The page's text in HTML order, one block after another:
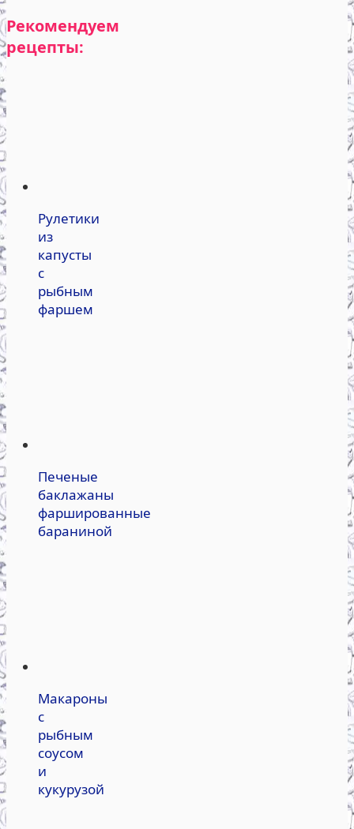
Рекомендуем
рецепты:
Рулетики
из
капусты
с
рыбным
фаршем
Печеные
баклажаны
фаршированные
бараниной
Макароны
с
рыбным
соусом
и
кукурузой